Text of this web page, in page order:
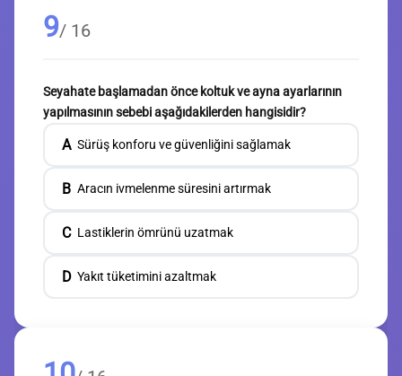
9/ 16
Seyahate başlamadan önce koltuk ve ayna ayarlarının
yapılmasının sebebi aşağıdakilerden hangisidir?
A Sürüş konforu ve güvenliğini sağlamak
B Aracın ivmelenme süresini artırmak
C Lastiklerin ömrünü uzatmak
D Yakıt tüketimini azaltmak